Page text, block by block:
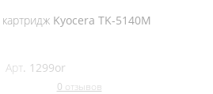
Kyocera TK-5140M
Арт. 1299or
0 отзывов